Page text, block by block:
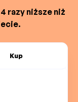
razy niższe niż
Kup